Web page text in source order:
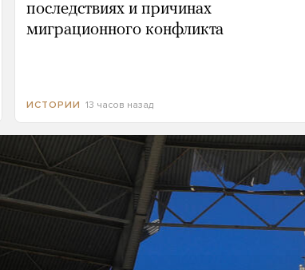
последствиях и причинах
миграционного конфликта
ИСТОРИИ 13 часов назад